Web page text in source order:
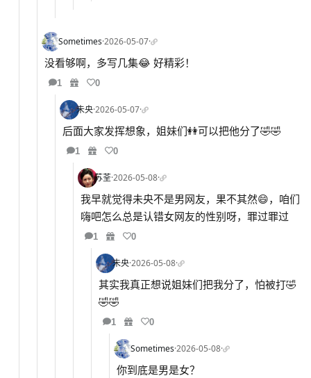
Sometimes·2026-05-07·
没看够啊，多写几集😂 好精彩！
1 0
未央·2026-05-07·
后面大家发挥想象，姐妹们👭可以把他分了🤣🤣
1 0
苏荃·2026-05-08·
我早就觉得未央不是男网友，果不其然😄，咱们
嗨吧怎么总是认错女网友的性别呀，罪过罪过
1 0
未央·2026-05-08·
其实我真正想说姐妹们把我分了，怕被打🤣
🤣🤣
1 0
Sometimes·2026-05-08·
你到底是男是女？